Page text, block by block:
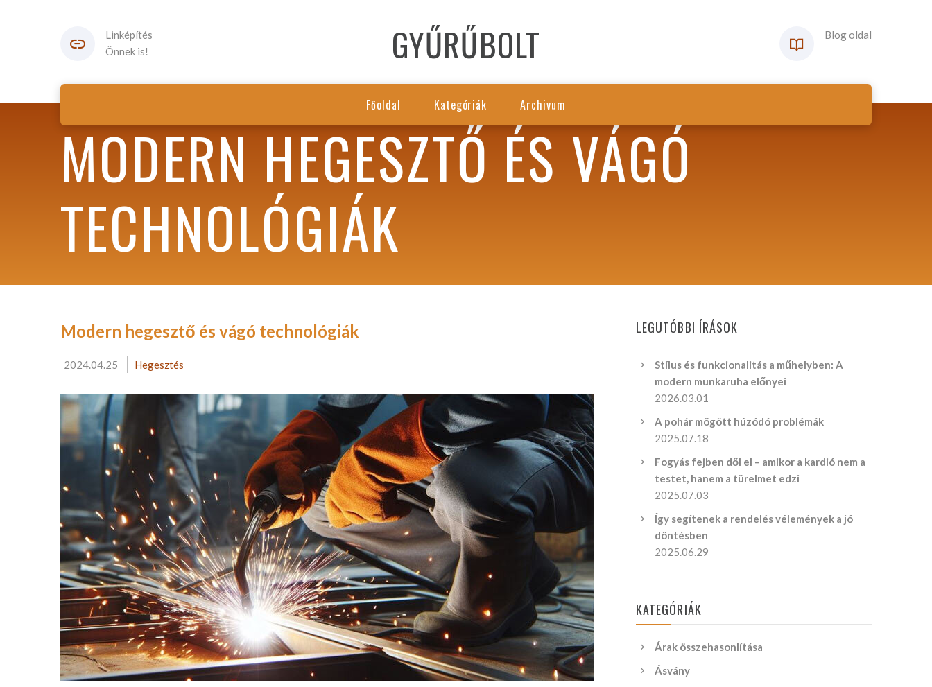
Linképítés
Önnek is!
GYŰRŰBOLT Blog oldal
Főoldal Kategóriák Archivum
MODERN HEGESZTŐ ÉS VÁGÓ
TECHNOLÓGIÁK
Modern hegesztő és vágó technológiák
2024.04.25 Hegesztés
LEGUTÓBBI ÍRÁSOK
Stílus és funkcionalitás a műhelyben: A
modern munkaruha előnyei
2026.03.01
A pohár mögött húzódó problémák
2025.07.18
Fogyás fejben dől el – amikor a kardió nem a
testet, hanem a türelmet edzi
2025.07.03
Így segítenek a rendelés vélemények a jó
döntésben
2025.06.29
KATEGÓRIÁK
Árak összehasonlítása
Ásvány